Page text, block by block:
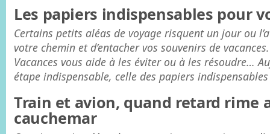
Les papiers indispensables pour
Certains petits aléas de voyage risquent un jour ou
votre chemin et d’entacher vos souvenirs de
Vacances vous aide à les éviter ou à les résoudre…
étape indispensable, celle des papiers
Train et avion, quand retard rime
cauchemar